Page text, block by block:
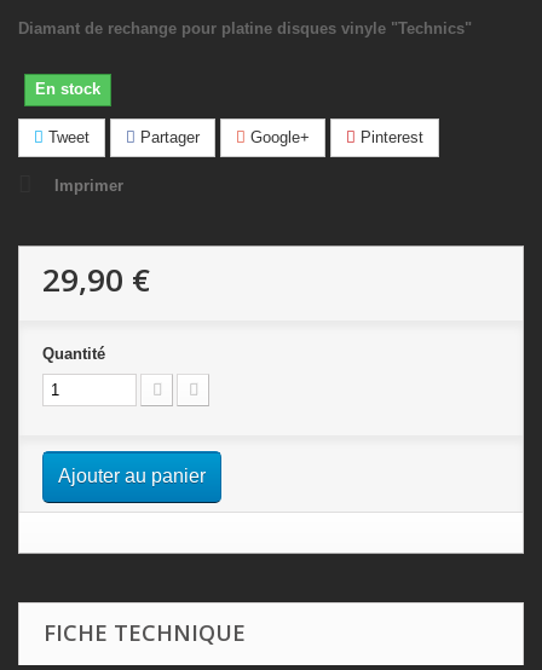
Diamant de rechange pour platine disques vinyle "Technics"
En stock
Tweet Partager Google+ Pinterest
Imprimer
29,90 €
Quantité
Ajouter au panier
FICHE TECHNIQUE